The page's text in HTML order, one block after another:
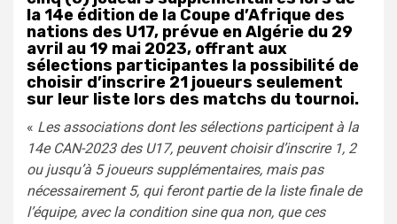
la 14e édition de la Coupe d’Afrique des
nations des U17, prévue en Algérie du 29
avril au 19 mai 2023, offrant aux
sélections participantes la possibilité de
choisir d’inscrire 21 joueurs seulement
sur leur liste lors des matchs du tournoi.
« Les associations dont les sélections participent à la
14e CAN-2023 des U17, peuvent choisir d’inscrire 1, 2
ou jusqu’à 5 joueurs supplémentaires, mais pas
nécessairement 5, qui feront partie de la liste finale de
l’équipe, avec la condition sine qua non, que ces